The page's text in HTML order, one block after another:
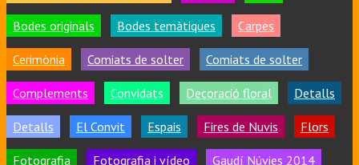
Bodes originals Bodes temàtiques Carpes
Cerimònia Comiats de solter Comiats de solter
Complements Convidats Decoració floral Detalls
Detalls El Convit Espais Fires de Nuvis Flors
Fotografia Fotografia i vídeo Gaudí Núvies 2014